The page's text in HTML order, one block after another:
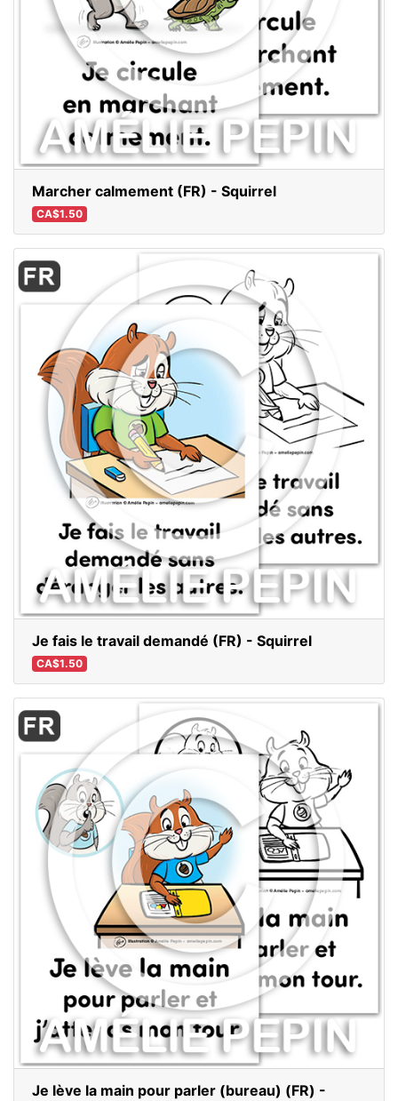
Marcher calmement (FR) - Squirrel
CA$1.50
Je fais le travail demandé (FR) - Squirrel
CA$1.50
Je lève la main pour parler (bureau) (FR) -